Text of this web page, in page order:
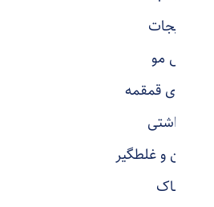
بدلیجات
برس مو
بطری قمقمه
بهداشتی
پاکن و غلطگیر
پوشاک